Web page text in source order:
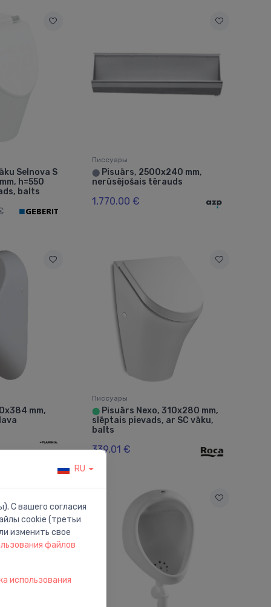
Selnova S
h=550
balts
Писсуары
⬤Pisuārs, 2500x240 mm,
nerūsējošais tērauds
1,770.00 €
mm,
Писсуары
⬤Pisuārs Nexo, 310x280 mm,
slēptais pievads, ar SC vāku,
balts
339.01 €
RU
С вашего согласия
cookie (третьи
изменить свое
файлов
использования